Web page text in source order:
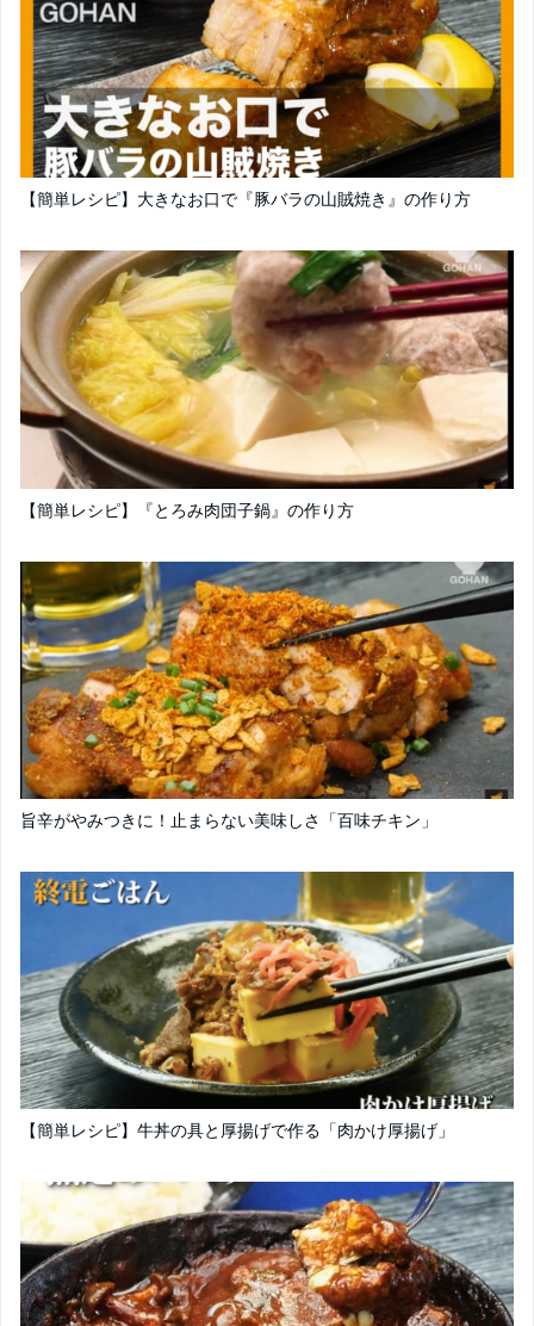
【簡単レシピ】大きなお口で『豚バラの山賊焼き』の作り方
【簡単レシピ】『とろみ肉団子鍋』の作り方
旨辛がやみつきに！止まらない美味しさ「百味チキン」
【簡単レシピ】牛丼の具と厚揚げで作る「肉かけ厚揚げ」